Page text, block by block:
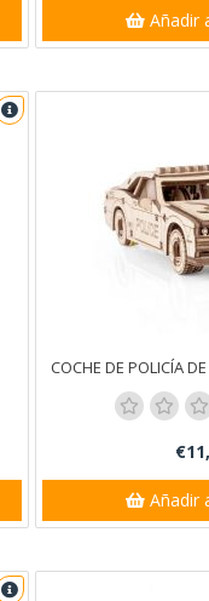
Añadir
COCHE DE POLICÍA
Añadir